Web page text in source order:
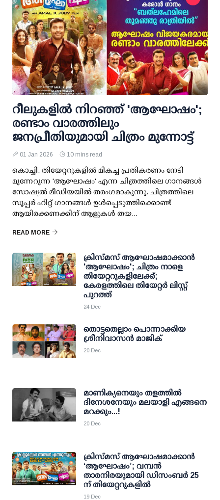
റീലുകളിൽ നിറഞ്ഞ് 'ആഘോഷം';
രണ്ടാം വാരത്തിലും
ജനപ്രീതിയുമായി ചിത്രം മുന്നോട്ട്
01 Jan 2026 10 mins read
കൊച്ചി: തിയേറ്ററുകളിൽ മികച്ച പ്രതികരണം നേടി
മുന്നേറുന്ന 'ആഘോഷം' എന്ന ചിത്രത്തിലെ ഗാനങ്ങൾ
സോഷ്യൽ മീഡിയയിൽ തരംഗമാകുന്നു. ചിത്രത്തിലെ
സൂപ്പർ ഹിറ്റ് ഗാനങ്ങൾ ഉൾപ്പെടുത്തിക്കൊണ്ട്
ആയിരക്കണക്കിന് ആളുകൾ തയ...
READ MORE
ക്രിസ്മസ് ആഘോഷമാക്കാൻ
'ആഘോഷം'; ചിത്രം നാളെ
തിയേറ്ററുകളിലേക്ക്;
കേരളത്തിലെ തിയേറ്റർ ലിസ്റ്റ്
പുറത്ത്
24 Dec
തൊട്ടതെല്ലാം പൊന്നാക്കിയ
ശ്രീനിവാസന്‍ മാജിക്
20 Dec
മാണിക്യനെയും തളത്തില്‍
ദിനേശനേയും മലയാളി എങ്ങനെ
മറക്കും...!
20 Dec
ക്രിസ്മസ് ആഘോഷമാക്കാൻ
‘ആഘോഷം’; വമ്പൻ
താരനിരയുമായി ഡിസംബർ 25
ന് തിയേറ്ററുകളിൽ
19 Dec